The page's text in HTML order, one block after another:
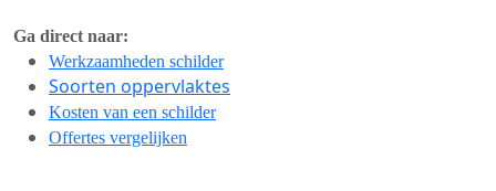
Ga direct naar:
Werkzaamheden schilder
Soorten oppervlaktes
Kosten van een schilder
Offertes vergelijken